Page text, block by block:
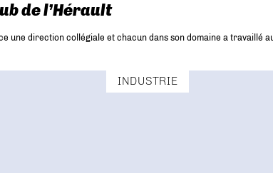
de l’Hérault
une direction collégiale et chacun dans son domaine a travaillé
INDUSTRIE